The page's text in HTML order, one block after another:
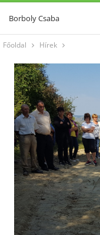
Borboly Csaba
Főoldal Hírek